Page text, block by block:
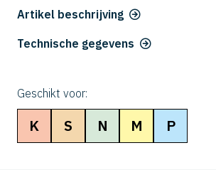
Artikel beschrijving
Technische gegevens
Geschikt voor:
K S N M P